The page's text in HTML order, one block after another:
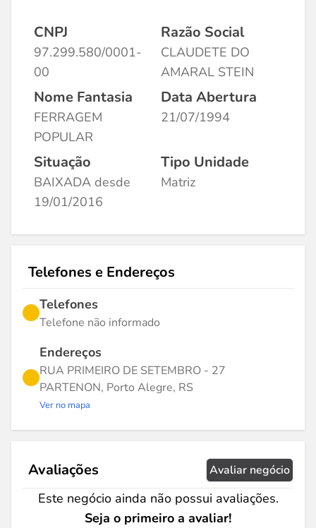
CNPJ
97.299.580/0001-
00
Razão Social
CLAUDETE DO
AMARAL STEIN
Nome Fantasia
FERRAGEM
POPULAR
Data Abertura
21/07/1994
Situação
BAIXADA desde
19/01/2016
Tipo Unidade
Matriz
Telefones e Endereços
Telefones
Telefone não informado
Endereços
RUA PRIMEIRO DE SETEMBRO - 27
PARTENON, Porto Alegre, RS
Ver no mapa
Avaliações Avaliar negócio
Este negócio ainda não possui avaliações.
Seja o primeiro a avaliar!